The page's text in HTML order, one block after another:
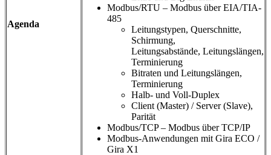
Agenda
Modbus/RTU – Modbus über EIA/TIA-
485
Leitungstypen, Querschnitte,
Schirmung,
Leitungsabstände, Leitungslängen,
Terminierung
Bitraten und Leitungslängen,
Terminierung
Halb- und Voll-Duplex
Client (Master) / Server (Slave),
Parität
Modbus/TCP – Modbus über TCP/IP
Modbus-Anwendungen mit Gira ECO /
Gira X1